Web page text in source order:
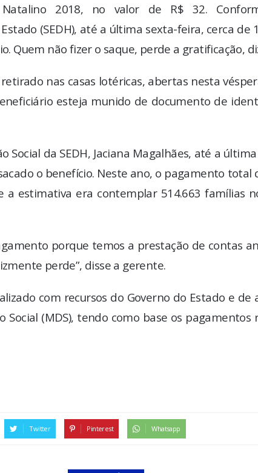
2018, no valor de R$ 32.
(SEDH), até a última sexta-feira, cerca de
Quem não fizer o saque, perde a gratificação,
nas casas lotéricas, abertas nesta
esteja munido de documento de
Social da SEDH, Jaciana Magalhães, até a
o benefício. Neste ano, o pagamento total
a estimativa era contemplar 514.663 famílias
porque temos a prestação de contas
perde”, disse a gerente.
com recursos do Governo do Estado e de
Social (MDS), tendo como base os
Twitter Pinterest Whatsapp